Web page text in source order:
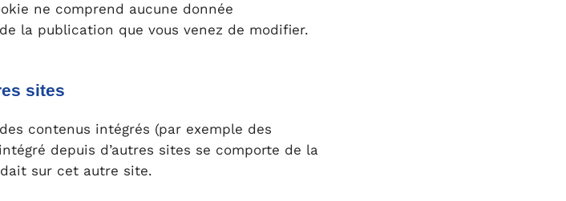
ne comprend aucune donnée
la publication que vous venez de modifier.
sites
contenus intégrés (par exemple des
depuis d’autres sites se comporte de la
sur cet autre site.